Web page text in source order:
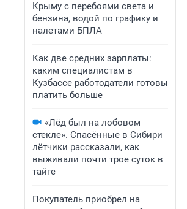
Крыму с перебоями света и
бензина, водой по графику и
налетами БПЛА
Как две средних зарплаты:
каким специалистам в
Кузбассе работодатели готовы
платить больше
«Лёд был на лобовом
стекле». Спасённые в Сибири
лётчики рассказали, как
выживали почти трое суток в
тайге
Покупатель приобрел на